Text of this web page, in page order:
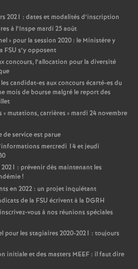
2021 : dates et modalités d’inscription
à l’Inspe mardi 25 août
» pour la session 2020 : le Ministère y
FSU s’y opposent
concours, l’allocation pour la diversité
candidat-es aux concours écarté-es du
mois de bourse malgré le report des
« mutations, carrières » mardi 24 novembre
de service est parue
mercredi 14 et jeudi
: prévenir dès maintenant les
!
en 2022 : un projet inquiétant
de la FSU écrivent à la DGRH
vous à nos réunions spéciales
pour les stagiaires 2020-2021 : toujours
initiale et des masters MEEF : il faut dire